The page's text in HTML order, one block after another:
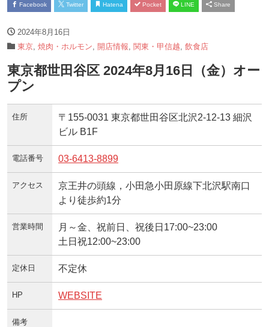
Facebook Twitter Hatena Pocket LINE Share
2024年8月16日
東京 焼肉・ホルモン 開店情報 関東・甲信越 飲食店
東京都世田谷区 2024年8月16日（金）オー
プン
住所
〒155-0031 東京都世田谷区北沢2-12-13 細沢
ビル B1F
電話番号 03-6413-8899
アクセス
京王井の頭線，小田急小田原線下北沢駅南口
より徒歩約1分
営業時間
月～金、祝前日、祝後日17:00~23:00
土日祝12:00~23:00
定休日 不定休
HP WEBSITE
備考